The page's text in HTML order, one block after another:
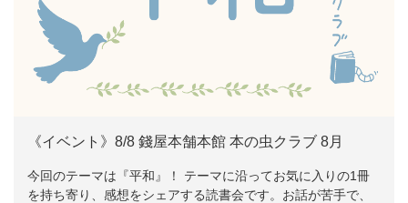
《イベント》8/8 錢屋本舗本館 本の虫クラブ 8月
今回のテーマは『平和』！ テーマに沿ってお気に入りの1冊
を持ち寄り、感想をシェアする読書会です。お話が苦手で、